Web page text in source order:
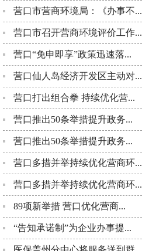
营口市营商环境局：《办事不...
营口市召开营商环境评价工作...
营口“免申即享”政策迅速落...
营口仙人岛经济开发区主动对...
营口打出组合拳 持续优化营...
营口推出50条举措提升政务...
营口推出50条举措提升政务...
营口多措并举持续优化营商环...
营口多措并举持续优化营商环...
89项新举措 营口优化营商...
“告知承诺制”为企业办事提...